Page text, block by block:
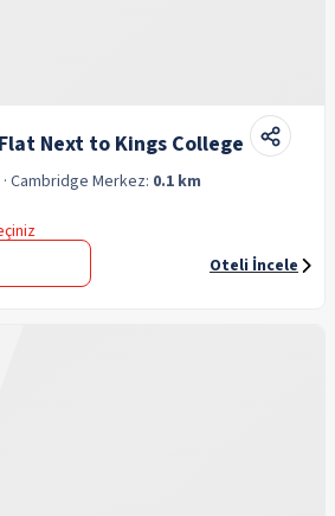
Next to Kings College
· Cambridge Merkez: 0.1 km
Oteli İncele